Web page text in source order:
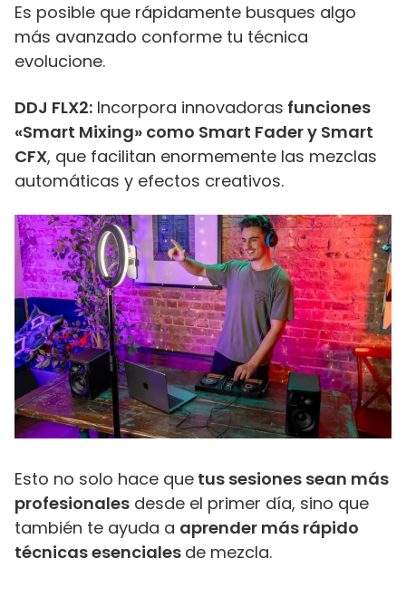
Es posible que rápidamente busques algo
más avanzado conforme tu técnica
evolucione.
DDJ FLX2: Incorpora innovadoras funciones
«Smart Mixing» como Smart Fader y Smart
CFX, que facilitan enormemente las mezclas
automáticas y efectos creativos.
Esto no solo hace que tus sesiones sean más
profesionales desde el primer día, sino que
también te ayuda a aprender más rápido
técnicas esenciales de mezcla.